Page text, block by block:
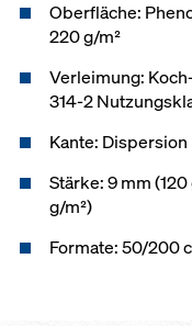
Oberfläche:
220 g/m²
Verleimung:
314-2
Kante: Dispersion
Stärke: 9 mm
g/m²)
Formate: 50/200